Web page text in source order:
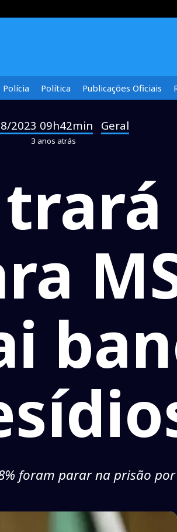
Polícia Política Publicações Oficiais
2023 09h42min Geral
3 anos atrás
foram parar na prisão